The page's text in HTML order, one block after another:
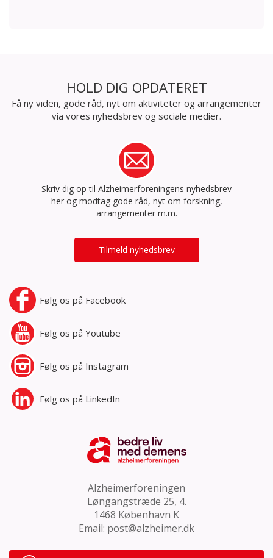
HOLD DIG OPDATERET
Få ny viden, gode råd, nyt om aktiviteter og arrangementer
via vores nyhedsbrev og sociale medier.
Skriv dig op til Alzheimerforeningens nyhedsbrev
her og modtag gode råd, nyt om forskning,
arrangementer m.m.
Tilmeld nyhedsbrev
Følg os på Facebook
Følg os på Youtube
Følg os på Instagram
Følg os på LinkedIn
Alzheimerforeningen
Løngangstræde 25, 4.
1468 København K
Email: post@alzheimer.dk